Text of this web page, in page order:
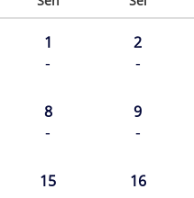
1
-
2
-
8
-
9
-
15 16